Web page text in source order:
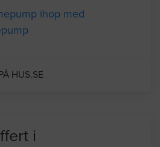
ihop med
HUS.SE
i